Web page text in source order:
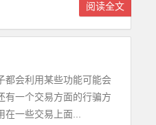
阅读全文
都会利用某些功能可能会
有一个交易方面的行骗方
一些交易上面...